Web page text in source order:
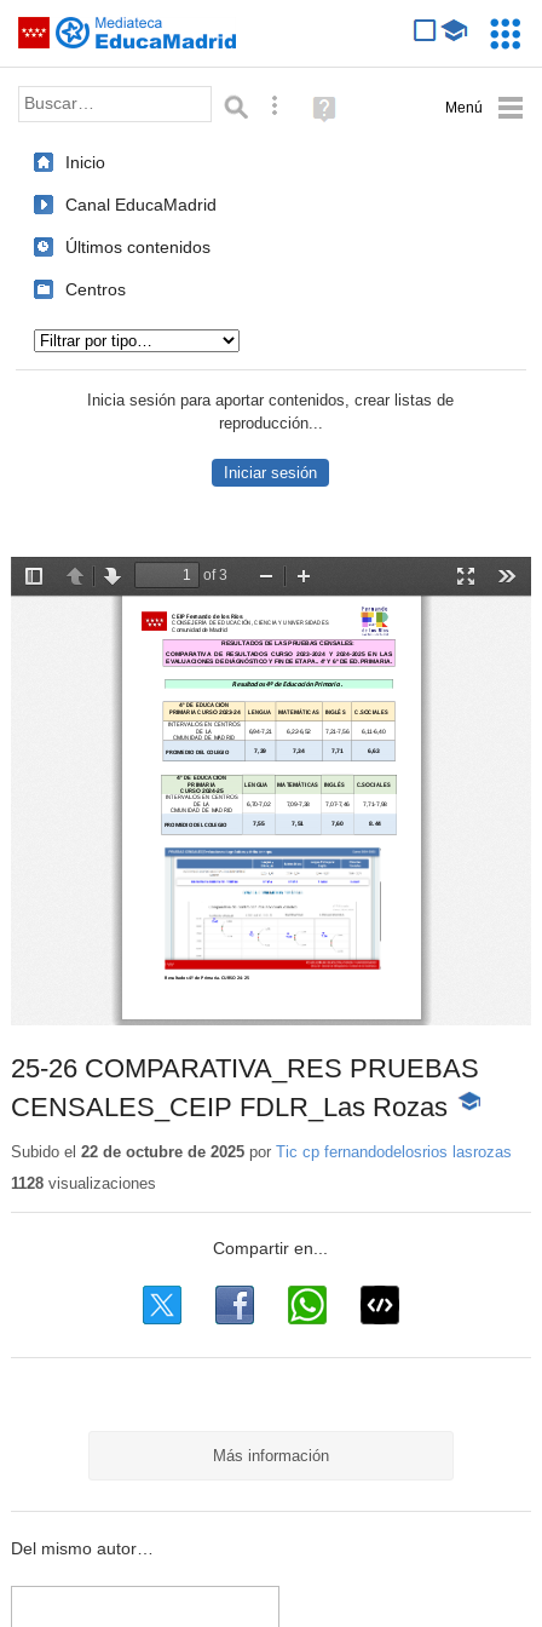
Saltar navegación
Palabra o frase: Búsqueda avanzada
Ayuda
(en
Inicio
Canal EducaMadrid
Últimos contenidos
Centros
Inicia sesión para aportar contenidos, crear listas de
reproducción...
Iniciar sesión
25-26 COMPARATIVA_RES PRUEBAS
CENSALES_CEIP FDLR_Las Rozas -
educativo
Subido el 22 de octubre de 2025por Tic cp fernandodelosrios lasrozas
1128visualizaciones
Más información
Del mismo autor…